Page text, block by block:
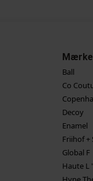
Ball
Co
Decoy
Enamel
Friihof +
Global F
Haute L